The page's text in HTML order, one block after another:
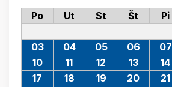
Po
Ut St Št Pi
03
04 05 06 07
10
11 12 13 14
17
18 19 20 21